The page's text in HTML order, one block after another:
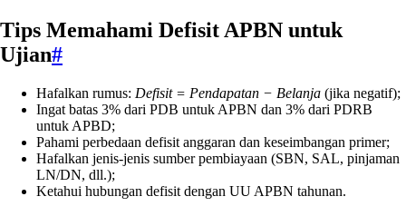
Tips Memahami Defisit APBN untuk
Ujian#
Hafalkan rumus: Defisit = Pendapatan − Belanja (jika negatif);
Ingat batas 3% dari PDB untuk APBN dan 3% dari PDRB
untuk APBD;
Pahami perbedaan defisit anggaran dan keseimbangan primer;
Hafalkan jenis-jenis sumber pembiayaan (SBN, SAL, pinjaman
LN/DN, dll.);
Ketahui hubungan defisit dengan UU APBN tahunan.